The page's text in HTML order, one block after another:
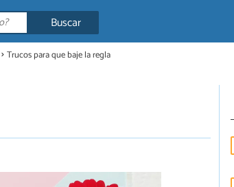
Buscar
Trucos para que baje la regla